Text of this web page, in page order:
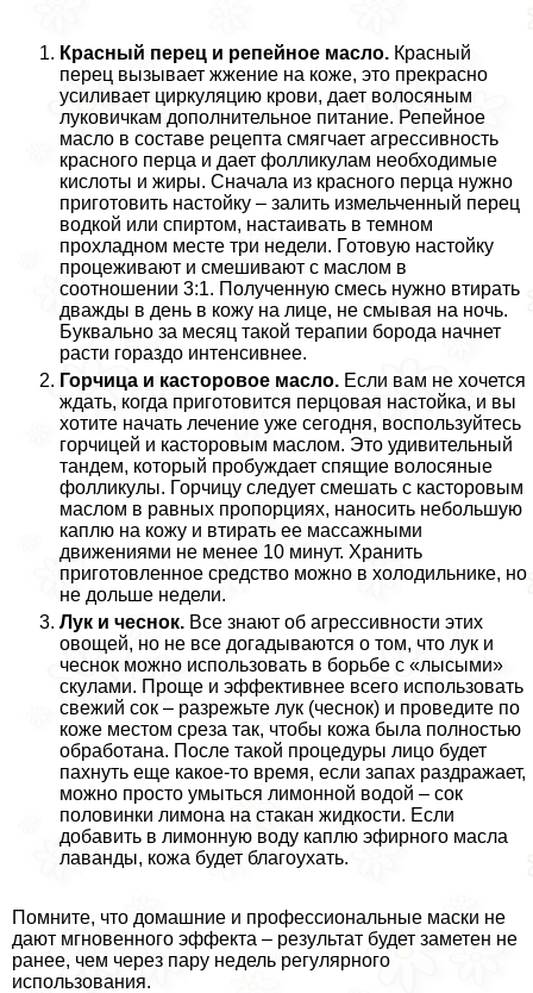
Красный перец и репейное масло. Красный
перец вызывает жжение на коже, это прекрасно
усиливает циркуляцию крови, дает волосяным
луковичкам дополнительное питание. Репейное
масло в составе рецепта смягчает агрессивность
красного перца и дает фолликулам необходимые
кислоты и жиры. Сначала из красного перца нужно
приготовить настойку – залить измельченный перец
водкой или спиртом, настаивать в темном
прохладном месте три недели. Готовую настойку
процеживают и смешивают с маслом в
соотношении 3:1. Полученную смесь нужно втирать
дважды в день в кожу на лице, не смывая на ночь.
Буквально за месяц такой терапии борода начнет
расти гораздо интенсивнее.
Горчица и касторовое масло. Если вам не хочется
ждать, когда приготовится перцовая настойка, и вы
хотите начать лечение уже сегодня, воспользуйтесь
горчицей и касторовым маслом. Это удивительный
тандем, который пробуждает спящие волосяные
фолликулы. Горчицу следует смешать с касторовым
маслом в равных пропорциях, наносить небольшую
каплю на кожу и втирать ее массажными
движениями не менее 10 минут. Хранить
приготовленное средство можно в холодильнике, но
не дольше недели.
Лук и чеснок. Все знают об агрессивности этих
овощей, но не все догадываются о том, что лук и
чеснок можно использовать в борьбе с «лысыми»
скулами. Проще и эффективнее всего использовать
свежий сок – разрежьте лук (чеснок) и проведите по
коже местом среза так, чтобы кожа была полностью
обработана. После такой процедуры лицо будет
пахнуть еще какое-то время, если запах раздражает,
можно просто умыться лимонной водой – сок
половинки лимона на стакан жидкости. Если
добавить в лимонную воду каплю эфирного масла
лаванды, кожа будет благоухать.
Помните, что домашние и профессиональные маски не
дают мгновенного эффекта – результат будет заметен не
ранее, чем через пару недель регулярного
использования.